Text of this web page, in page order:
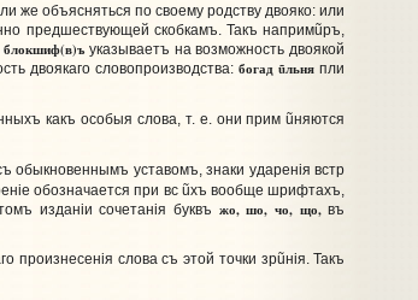
же объясняться по своему родству двояко: или
предшествующей скобкамъ. Такъ напримũръ,
блокшиф(в)ъуказываетъ на возможность двоякой
двоякаго словопроизводства:богадũльня пли
какъ особыя слова, т. е. они примũняются
обыкновеннымъ уставомъ, знаки ударенiя встр
обозначается при вс ũхъ вообще шрифтахъ,
изданiи сочетанiя буквъ жо, шо, чо, що,въ
произнесенiя слова съ этой точки зрũнiя. Такъ